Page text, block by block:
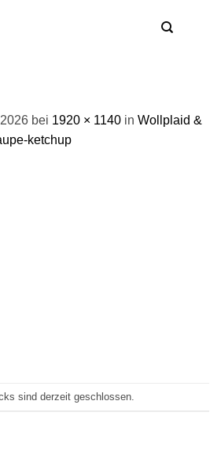
bei 1920 × 1140 in Wollplaid &
ketchup
sind derzeit geschlossen.